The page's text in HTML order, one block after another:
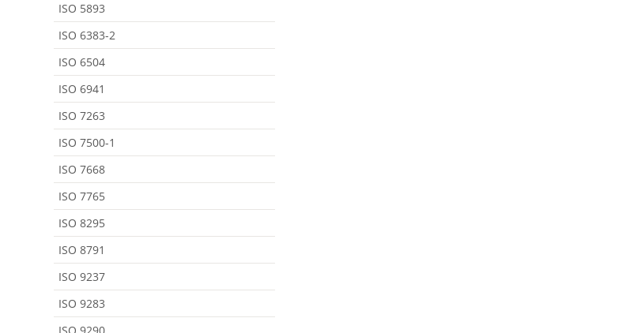
ISO 5893
ISO 6383-2
ISO 6504
ISO 6941
ISO 7263
ISO 7500-1
ISO 7668
ISO 7765
ISO 8295
ISO 8791
ISO 9237
ISO 9283